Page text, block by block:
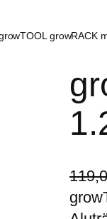
growRACK